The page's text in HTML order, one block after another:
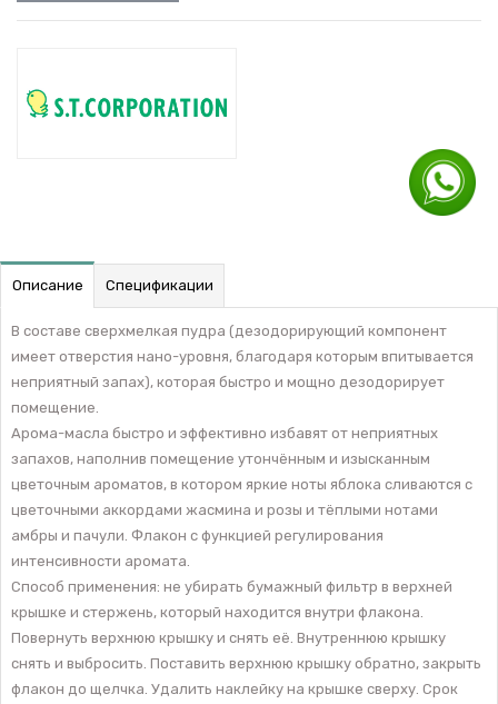
Описание Спецификации
В составе сверхмелкая пудра (дезодорирующий компонент
имеет отверстия нано-уровня, благодаря которым впитывается
неприятный запах), которая быстро и мощно дезодорирует
помещение.
Арома-масла быстро и эффективно избавят от неприятных
запахов, наполнив помещение утончённым и изысканным
цветочным ароматов, в котором яркие ноты яблока сливаются с
цветочными аккордами жасмина и розы и тёплыми нотами
амбры и пачули. Флакон с функцией регулирования
интенсивности аромата.
Способ применения: не убирать бумажный фильтр в верхней
крышке и стержень, который находится внутри флакона.
Повернуть верхнюю крышку и снять её. Внутреннюю крышку
снять и выбросить. Поставить верхнюю крышку обратно, закрыть
флакон до щелчка. Удалить наклейку на крышке сверху. Срок